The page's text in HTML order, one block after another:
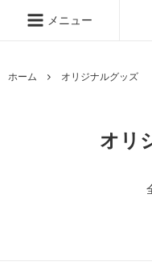
メニュー
ホーム オリジナルグッズ
オリ